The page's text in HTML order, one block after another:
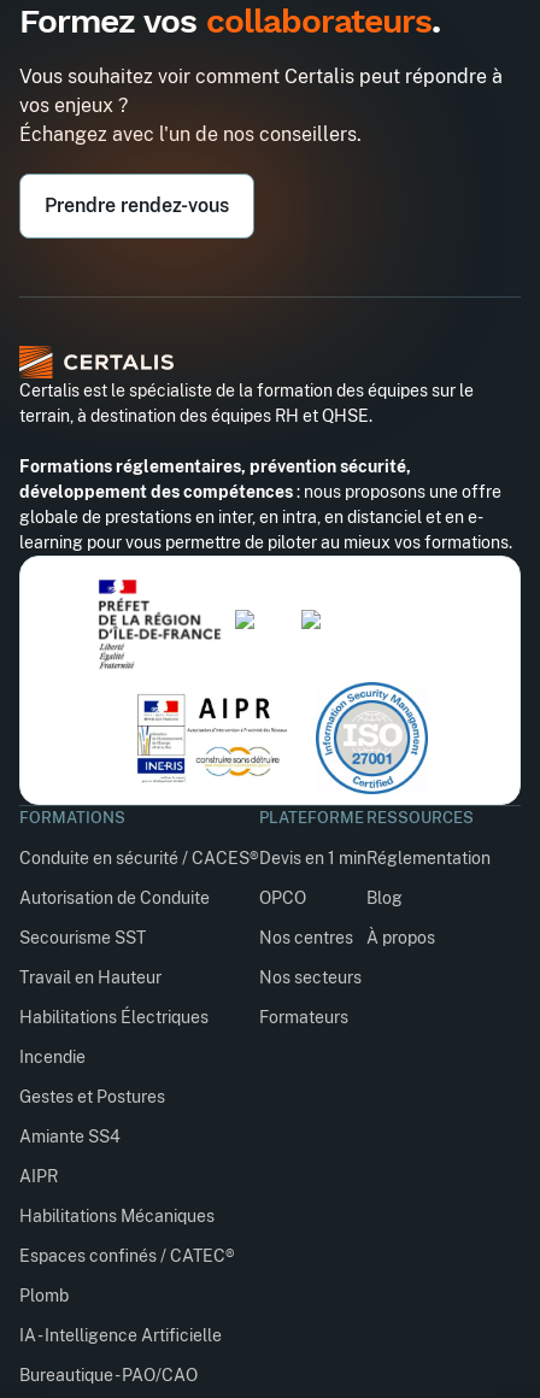
Formez vos collaborateurs.
Vous souhaitez voir comment Certalis peut répondre à
vos enjeux ?
Échangez avec l'un de nos conseillers.
Prendre rendez-vous
Certalis est le spécialiste de la formation des équipes sur le
terrain, à destination des équipes RH et QHSE.
Formations réglementaires, prévention sécurité,
développement des compétences: nous proposons une offre
globale de prestations en inter, en intra, en distanciel et en e-
learning pour vous permettre de piloter au mieux vos formations.
FORMATIONS
Conduite en sécurité / CACES®
Autorisation de Conduite
Secourisme SST
Travail en Hauteur
Habilitations Électriques
Incendie
Gestes et Postures
Amiante SS4
AIPR
Habilitations Mécaniques
Espaces confinés / CATEC®
Plomb
IA - Intelligence Artificielle
Bureautique - PAO/CAO
PLATEFORME
Devis en 1 min
OPCO
Nos centres
Nos secteurs
Formateurs
RESSOURCES
Réglementation
Blog
À propos